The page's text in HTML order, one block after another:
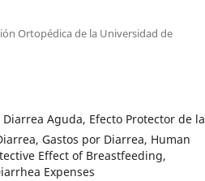
Ortopédica de la Universidad de
Aguda, Efecto Protector de la
Gastos por Diarrea, Human
Effect of Breastfeeding,
Expenses